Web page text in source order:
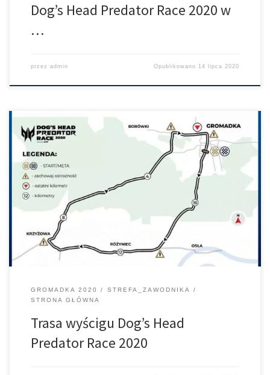
Dog’s Head Predator Race 2020 w
…
przez admin Opublikowano 14 lipca 2020
Przedstawiamy trasę następnego wyścigu
Dog’s Head Predator
Race 2020 #PKOUbezpieczenia | PKO Leasing S.A. | PKO Bank
Polski | #MojDom24 | Szosowy
Klasyk | #FairPlay | #MojeZycie24 |#predator | Acer | Dog’s Head
Predator Race
GROMADKA 2020
STREFA_ZAWODNIKA
STRONA GŁÓWNA
Trasa wyścigu Dog’s Head
Predator Race 2020